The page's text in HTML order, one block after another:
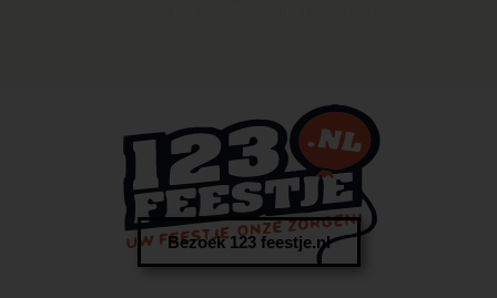
Bezoek 123 feestje.nl